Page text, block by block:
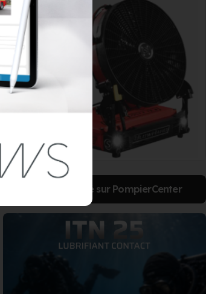
Votre publicité sur PompierCenter